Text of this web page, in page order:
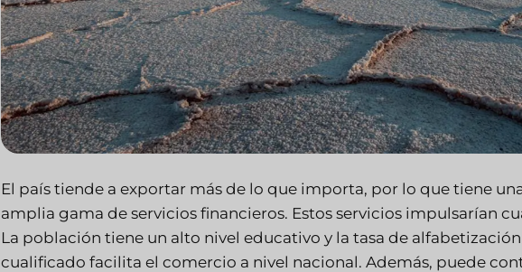
El país tiende a exportar más de lo que importa, por lo que tiene
amplia gama de servicios financieros. Estos servicios impulsarían
La población tiene un alto nivel educativo y la tasa de alfabetización
cualificado facilita el comercio a nivel nacional. Además, puede